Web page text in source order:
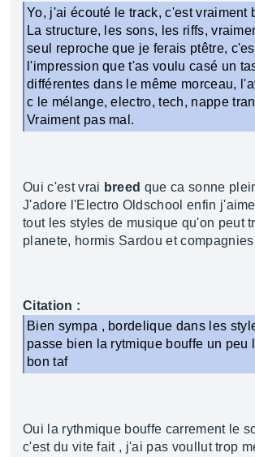
Yo, j'ai écouté le track, c'est vraiment
La structure, les sons, les riffs,
seul reproche que je ferais ptêtre,
l'impression que t'as voulu casé un
différentes dans le même morceau,
c le mélange, electro, tech, nappe
Vraiment pas mal.
Oui c'est vrai breed que ca sonne
J'adore l'Electro Oldschool enfin
tout les styles de musique qu'on peut
planete, hormis Sardou et
Citation :
Bien sympa , bordelique dans les
passe bien la rytmique bouffe un peu
bon taf
Oui la rythmique bouffe carrement le
c'est du vite fait , j'ai pas voullut trop